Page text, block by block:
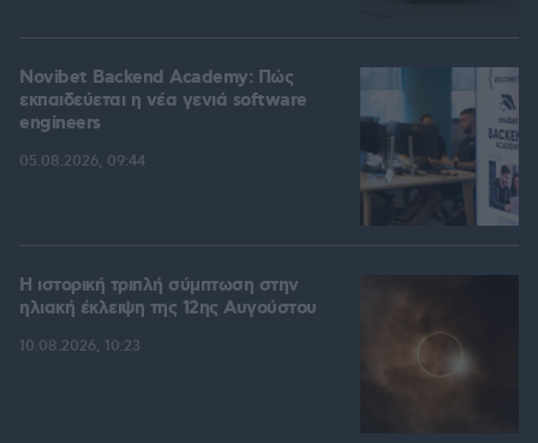
Novibet Backend Academy: Πώς
εκπαιδεύεται η νέα γενιά software
engineers
05.08.2026, 09:44
Η ιστορική τριπλή σύμπτωση στην
ηλιακή έκλειψη της 12ης Αυγούστου
10.08.2026, 10:23